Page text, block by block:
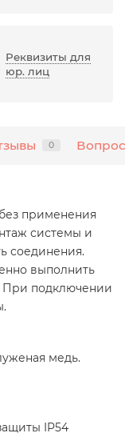
Реквизиты для
юр. лиц
0
применения
системы и
соединения.
выполнить
При подключении
медь.
IP54